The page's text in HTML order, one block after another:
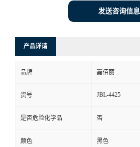
发送咨询信息
产品详请
品牌 嘉佰丽
货号 JBL-4425
是否危险化学品 否
颜色 黑色